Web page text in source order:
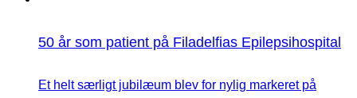
50 år som patient på Filadelfias Epilepsihospital
Et helt særligt jubilæum blev for nylig markeret på